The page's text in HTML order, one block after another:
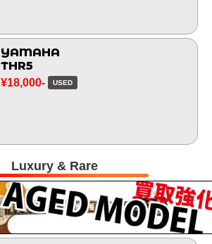
YAMAHA
THR5
¥18,000- USED
Luxury & Rare